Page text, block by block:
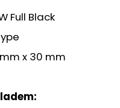
Full Black
mm x 30 mm
: